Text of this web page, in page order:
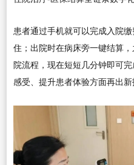
患者通过手机就可以完成入院
住；出院时在病床旁一键结算
院流程，现在短短几分钟即可
感受、提升患者体验方面再出新